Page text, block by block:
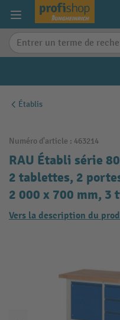
content
Établis
Numéro d'article : 463214
RAU Établi série
2 tablettes, 2
2 000 x 700 mm,
Vers la description du